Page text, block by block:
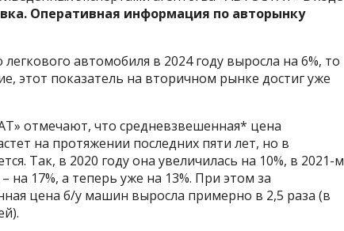
Оперативная информация по авторынку
автомобиля в 2024 году выросла на 6%, то
этот показатель на вторичном рынке достиг уже
отмечают, что средневзвешенная* цена
на протяжении последних пяти лет, но в
Так, в 2020 году она увеличилась на 10%, в 2021-м
на 17%, а теперь уже на 13%. При этом за
цена б/у машин выросла примерно в 2,5 раза (в